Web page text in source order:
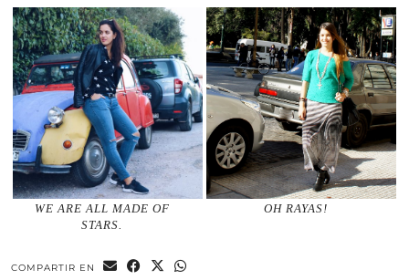
WE ARE ALL MADE OF
STARS.
OH RAYAS!
COMPARTIR EN